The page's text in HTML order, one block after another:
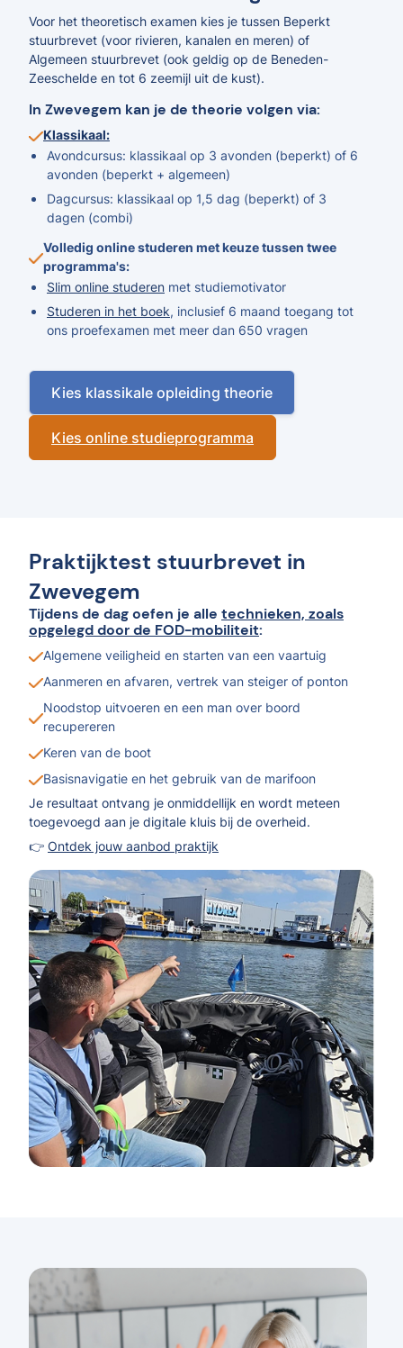
Voor het theoretisch examen kies je tussen Beperkt
stuurbrevet (voor rivieren, kanalen en meren) of
Algemeen stuurbrevet (ook geldig op de Beneden-
Zeeschelde en tot 6 zeemijl uit de kust).
In Zwevegem kan je de theorie volgen via:
Klassikaal:
Avondcursus: klassikaal op 3 avonden (beperkt) of 6
avonden (beperkt + algemeen)
Dagcursus: klassikaal op 1,5 dag (beperkt) of 3
dagen (combi)
Volledig online studeren met keuze tussen twee
programma's:
Slim online studeren met studiemotivator
Studeren in het boek, inclusief 6 maand toegang tot
ons proefexamen met meer dan 650 vragen
Kies klassikale opleiding theorie
Kies online studieprogramma
Praktijktest stuurbrevet in
Zwevegem
Tijdens de dag oefen je alle technieken, zoals
opgelegd door de FOD-mobiliteit:
Algemene veiligheid en starten van een vaartuig
Aanmeren en afvaren, vertrek van steiger of ponton
Noodstop uitvoeren en een man over boord
recupereren
Keren van de boot
Basisnavigatie en het gebruik van de marifoon
Je resultaat ontvang je onmiddellijk en wordt meteen
toegevoegd aan je digitale kluis bij de overheid.
👉 Ontdek jouw aanbod praktijk